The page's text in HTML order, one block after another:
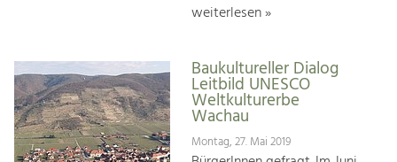
weiterlesen »
Baukultureller Dialog
Leitbild UNESCO
Weltkulturerbe
Wachau
Montag, 27. Mai 2019